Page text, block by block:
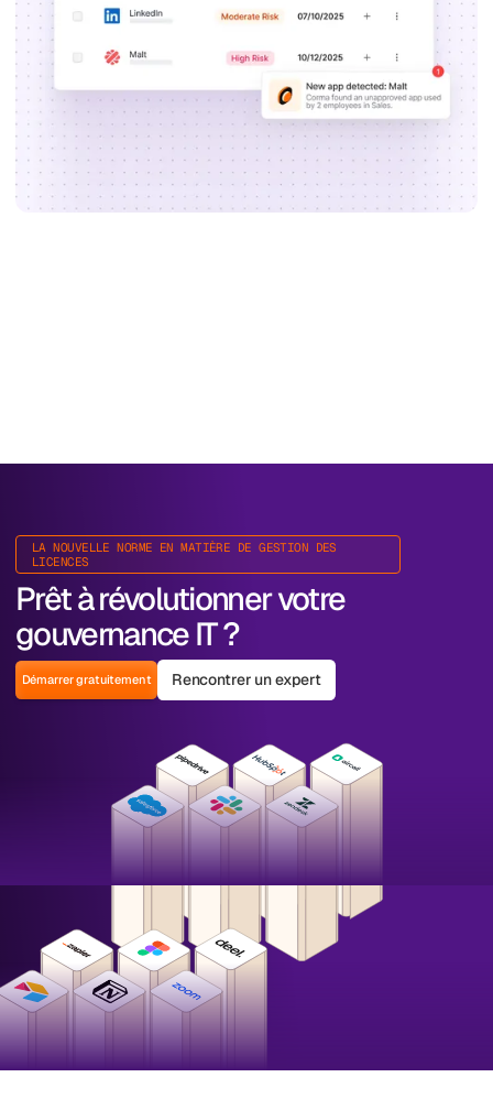
LA NOUVELLE NORME EN MATIÈRE DE GESTION DES
LICENCES
Prêt à révolutionner votre
gouvernance IT ?
Démarrer gratuitement Rencontrer un expert